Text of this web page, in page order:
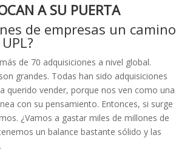
A SU PUERTA
de empresas un camino
de 70 adquisiciones a nivel global.
grandes. Todas han sido adquisiciones
querido vender, porque nos ven como una
con su pensamiento. Entonces, si surge
¿Vamos a gastar miles de millones de
un balance bastante sólido y las